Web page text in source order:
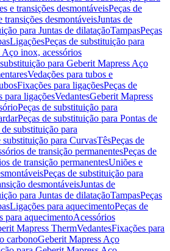
e transições desmontáveisPeças de
transições desmontáveisJuntas de
para Juntas de dilataçãoTampasPeças
LigaçõesPeças de substituição para
inox, acessórios
para Geberit Mapress Aço
Vedações para tubos e
Fixações para ligaçõesPeças de
para ligaçõesVedantesGeberit Mapress
Peças de substituição para
Peças de substituição para Pontas de
de substituição para
substituição para CurvasTêsPeças de
de transição permanentesPeças de
de transição permanentesUniões e
Peças de substituição para
desmontáveisJuntas de
para Juntas de dilataçãoTampasPeças
Ligações para aquecimentoPeças de
para aquecimentoAcessórios
Mapress ThermVedantesFixações para
carbonoGeberit Mapress Aço